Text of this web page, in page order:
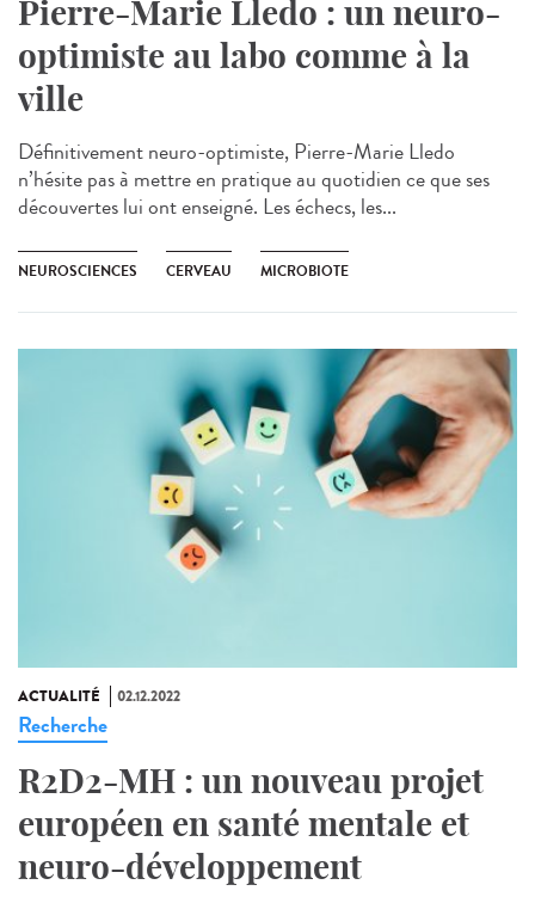
Pierre-Marie Lledo : un neuro-
optimiste au labo comme à la
ville
Définitivement neuro-optimiste, Pierre-Marie Lledo
n’hésite pas à mettre en pratique au quotidien ce que ses
découvertes lui ont enseigné. Les échecs, les...
NEUROSCIENCES CERVEAU MICROBIOTE
ACTUALITÉ 02.12.2022
Recherche
R2D2-MH : un nouveau projet
européen en santé mentale et
neuro-développement